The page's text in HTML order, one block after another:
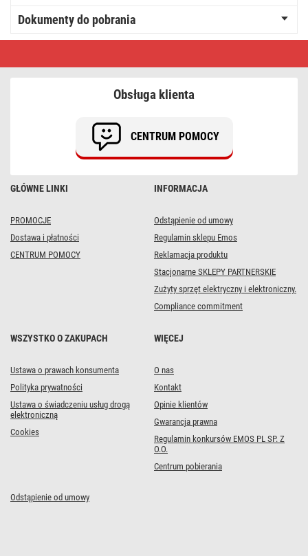
Dokumenty do pobrania
GŁÓWNE LINKI
PROMOCJE
Dostawa i płatności
CENTRUM POMOCY
INFORMACJA
Odstąpienie od umowy
Regulamin sklepu Emos
Reklamacja produktu
Stacjonarne SKLEPY PARTNERSKIE
Zużyty sprzęt elektryczny i elektroniczny.
Compliance commitment
WSZYSTKO O ZAKUPACH
Ustawa o prawach konsumenta
Polityka prywatności
Ustawa o świadczeniu usług drogą
elektroniczną
Cookies
WIĘCEJ
O nas
Kontakt
Opinie klientów
Gwarancja prawna
Regulamin konkursów EMOS PL SP. Z
O.O.
Centrum pobierania
Odstąpienie od umowy
Obsługa klienta
CENTRUM POMOCY